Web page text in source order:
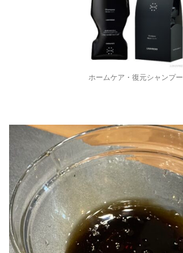
ホームケア・復元シャンプー